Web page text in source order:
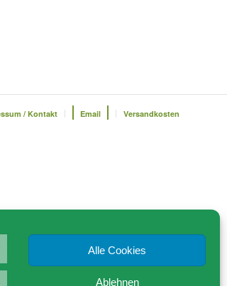
Alle Cookies
Ablehnen
/ Kontakt Email Versandkosten